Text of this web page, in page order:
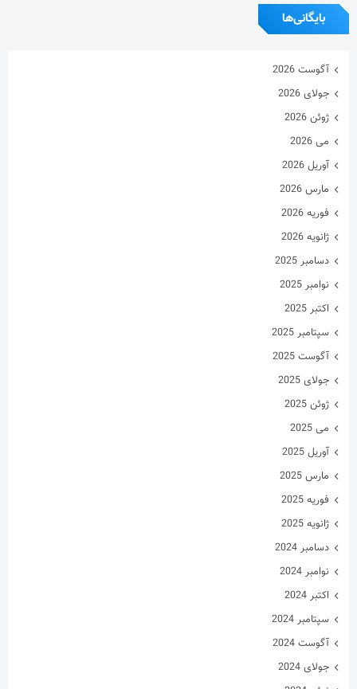
بایگانی‌ها
آگوست 2026
جولای 2026
ژوئن 2026
می 2026
آوریل 2026
مارس 2026
فوریه 2026
ژانویه 2026
دسامبر 2025
نوامبر 2025
اکتبر 2025
سپتامبر 2025
آگوست 2025
جولای 2025
ژوئن 2025
می 2025
آوریل 2025
مارس 2025
فوریه 2025
ژانویه 2025
دسامبر 2024
نوامبر 2024
اکتبر 2024
سپتامبر 2024
آگوست 2024
جولای 2024